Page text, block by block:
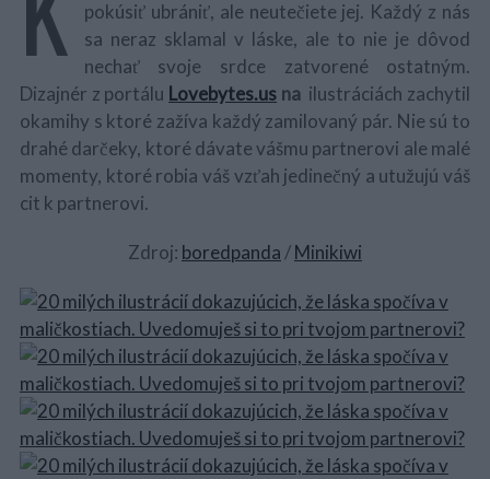
pokúsiť ubrániť, ale neutečiete jej. Každý z nás
sa neraz sklamal v láske, ale to nie je dôvod
nechať svoje srdce zatvorené ostatným.
Dizajnér z portálu Lovebytes.us na ilustráciách zachytil
okamihy s ktoré zažíva každý zamilovaný pár. Nie sú to
drahé darčeky, ktoré dávate vášmu partnerovi ale malé
momenty, ktoré robia váš vzťah jedinečný a utužujú váš
cit k partnerovi.
Zdroj: boredpanda /Minikiwi